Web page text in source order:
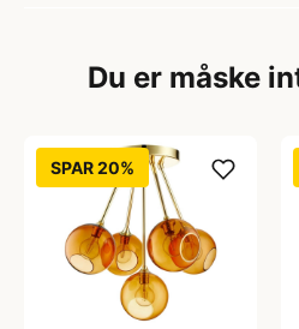
Du er måske
SPAR 20%